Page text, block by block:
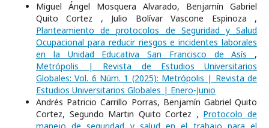
Miguel Ángel Mosquera Alvarado, Benjamín Gabriel
Quito Cortez , Julio Bolívar Vascone Espinoza ,
Planteamiento de protocolos de Seguridad y Salud
Ocupacional para reducir riesgos e incidentes laborales
en la Unidad Educativa San Francisco de Asís ,
Metrópolis | Revista de Estudios Universitarios
Globales: Vol. 6 Núm. 1 (2025): Metrópolis | Revista de
Estudios Universitarios Globales | Enero-Junio
Andrés Patricio Carrillo Porras, Benjamín Gabriel Quito
Cortez, Segundo Martin Quito Cortez , Protocolo de